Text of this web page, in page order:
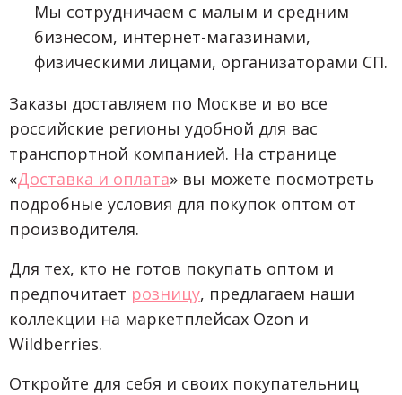
Мы сотрудничаем с малым и средним
бизнесом, интернет-магазинами,
физическими лицами, организаторами СП.
Заказы доставляем по Москве и во все
российские регионы удобной для вас
транспортной компанией. На странице
«Доставка и оплата» вы можете посмотреть
подробные условия для покупок оптом от
производителя.
Для тех, кто не готов покупать оптом и
предпочитает розницу, предлагаем наши
коллекции на маркетплейсах Ozon и
Wildberries.
Откройте для себя и своих покупательниц